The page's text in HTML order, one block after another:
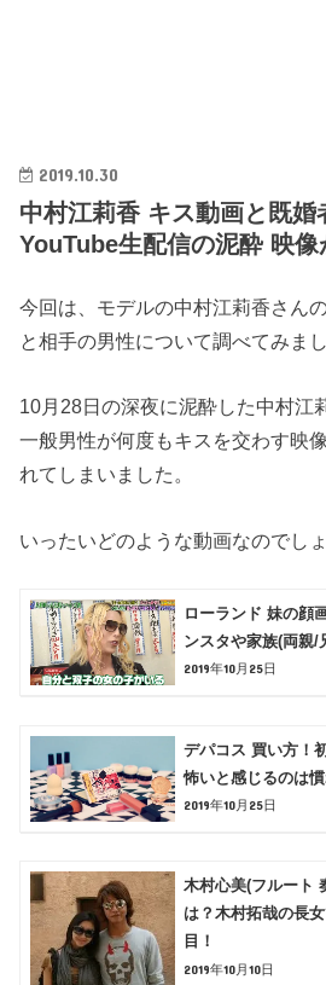
2019.10.30
中村江莉香 キス動画と既婚
YouTube生配信の泥酔 映像
今回は、モデルの中村江莉香さん
と相手の男性について調べてみまし
10月28日の深夜に泥酔した中村江
一般男性が何度もキスを交わす映
れてしまいました。
いったいどのような動画なのでし
ローランド 妹の顔
ンスタや家族(両親/
2019年10月25日
デパコス 買い方！
怖いと感じるのは
2019年10月25日
木村心美(フルート
は？木村拓哉の長
目！
2019年10月10日